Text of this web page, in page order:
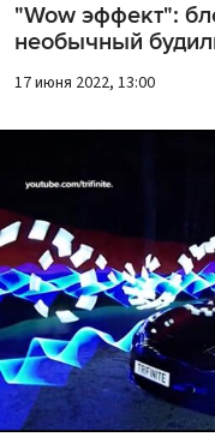
"Wow эффект":
необычный
17 июня 2022, 13:00